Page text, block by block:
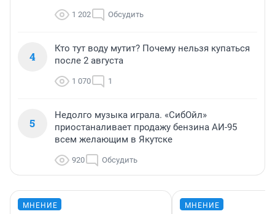
1 202 Обсудить
4
Кто тут воду мутит? Почему нельзя купаться
после 2 августа
1 070 1
5
Недолго музыка играла. «СибОйл»
приостаналивает продажу бензина АИ-95
всем желающим в Якутске
920 Обсудить
МНЕНИЕ МНЕНИЕ